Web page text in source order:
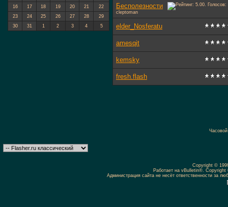
Бесполезности
cleptoman
elder_Nosferatu
amesqit
kemsky
fresh.flash
16
17 18 19 20 21
22
23
24 25 26 27 28
29
30
31 1 2 3 4 5
Copyright ©
Работает на vBulletin®.
Администрация сайта не несёт ответственности за